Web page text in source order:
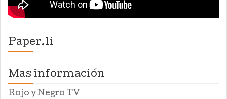
Paper.li
Mas información
Rojo y Negro TV